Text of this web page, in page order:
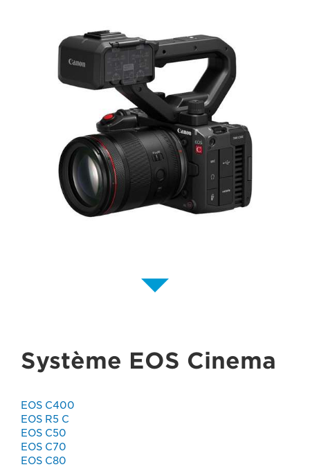
Système EOS Cinema
EOS C400
EOS R5 C
EOS C50
EOS C70
EOS C80